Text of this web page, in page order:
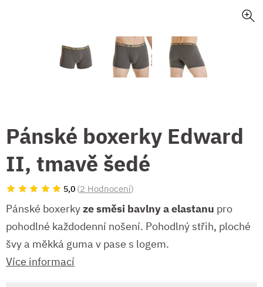
Pánské boxerky Edward
II, tmavě šedé
5,0 (2 Hodnocení)
Pánské boxerkyze směsi bavlny a elastanu pro
pohodlné každodenní nošení. Pohodlný střih, ploché
švy a měkká guma v pase s logem.
Více informací